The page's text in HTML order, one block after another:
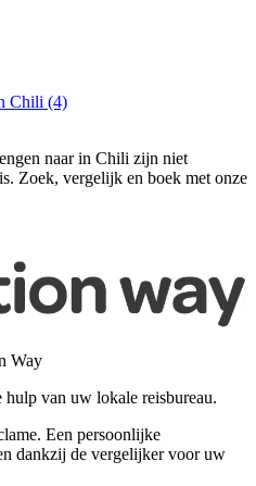
Chili (4)
naar in Chili zijn niet
Zoek, vergelijk en boek met onze
Way
van uw lokale reisbureau.
Een persoonlijke
dankzij de vergelijker voor uw